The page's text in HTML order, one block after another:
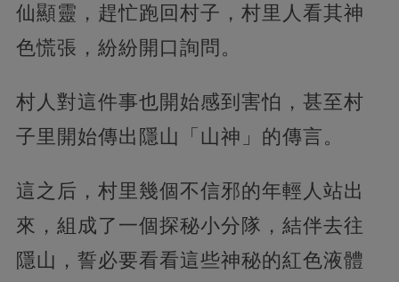
仙顯靈，趕忙跑回村子，村里人看其神
色慌張，紛紛開口詢問。
村人對這件事也開始感到害怕，甚至村
子里開始傳出隱山「山神」的傳言。
這之后，村里幾個不信邪的年輕人站出
來，組成了一個探秘小分隊，結伴去往
隱山，誓必要看看這些神秘的紅色液體